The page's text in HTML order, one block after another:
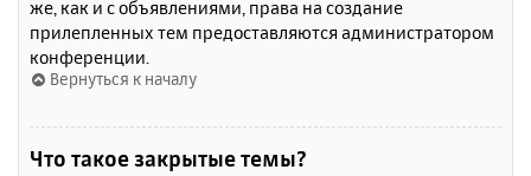
же, как и с объявлениями, права на создание
прилепленных тем предоставляются администратором
конференции.
Вернуться к началу
Что такое закрытые темы?